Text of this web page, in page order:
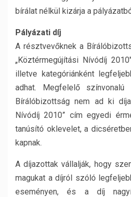
bírálat nélkül kizárja a
Pályázati díj
A résztvevőknek a
„Köztérmegújítási Nívódíj
illetve kategóriánként
adhat. Megfelelő színvonalú
Bírálóbizottság nem ad ki
Nívódíj 2010” cím egyedi
tanúsító oklevelet, a
kapnak.
A díjazottak vállalják, hogy
magukat a díjról szóló
eseményen, és a díj